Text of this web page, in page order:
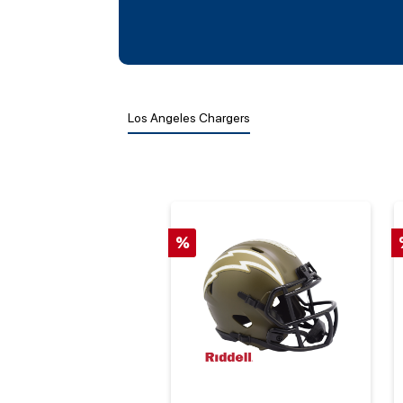
Los Angeles Chargers
%